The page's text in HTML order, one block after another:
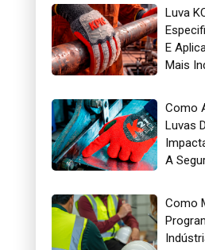
Luva
E
Mais
Como
Luvas
A
Como